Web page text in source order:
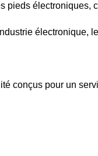
pieds
électronique,
conçus pour un